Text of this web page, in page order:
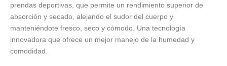
prendas deportivas, que permite un rendimiento superior de
absorción y secado, alejando el sudor del cuerpo y
manteniéndote fresco, seco y cómodo. Una tecnología
innovadora que ofrece un mejor manejo de la humedad y
comodidad.